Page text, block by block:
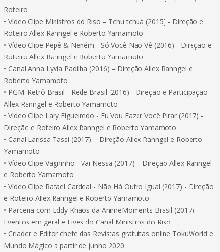
Roteiro.
• Vídeo Clipe Ministros do Riso – Tchu tchuá (2015) - Direção e
Roteiro Allex Ranngel e Roberto Yamamoto
• Vídeo Clipe Pepê & Neném - Só Você Não Vê (2016) - Direção e
Roteiro Allex Ranngel e Roberto Yamamoto
• Canal Anna Lyvia Padilha (2016) – Direção Allex Ranngel e
Roberto Yamamoto
• PGM. Retrô Brasil - Rede Brasil (2016) - Direção e Participação
Allex Ranngel e Roberto Yamamoto
• Vídeo Clipe Lary Figueiredo - Eu Vou Fazer Você Pirar (2017) -
Direção e Roteiro Allex Ranngel e Roberto Yamamoto
• Canal Larissa Tassi (2017) – Direção Allex Ranngel e Roberto
Yamamoto
• Vídeo Clipe Vagninho - Vai Nessa (2017) – Direção Allex Ranngel
e Roberto Yamamoto
• Vídeo Clipe Rafael Cardeal - Não Há Outro Igual (2017) - Direção
e Roteiro Allex Ranngel e Roberto Yamamoto
• Parceria com Eddy Khaos da AnimeMoments Brasil (2017) –
Eventos em geral e Lives do Canal Ministros do Riso
• Criador e Editor chefe das Revistas gratuitas online TokuWorld e
Mundo Mágico a partir de junho 2020.